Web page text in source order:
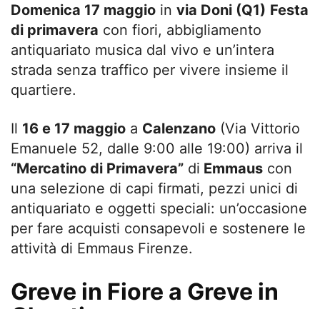
Domenica 17 maggio in via Doni (Q1) Festa
di primavera con fiori, abbigliamento
antiquariato musica dal vivo e un’intera
strada senza traffico per vivere insieme il
quartiere.
Il 16 e 17 maggio a Calenzano (Via Vittorio
Emanuele 52, dalle 9:00 alle 19:00) arriva il
“Mercatino di Primavera” di Emmaus con
una selezione di capi firmati, pezzi unici di
antiquariato e oggetti speciali: un’occasione
per fare acquisti consapevoli e sostenere le
attività di Emmaus Firenze.
Greve in Fiore a Greve in